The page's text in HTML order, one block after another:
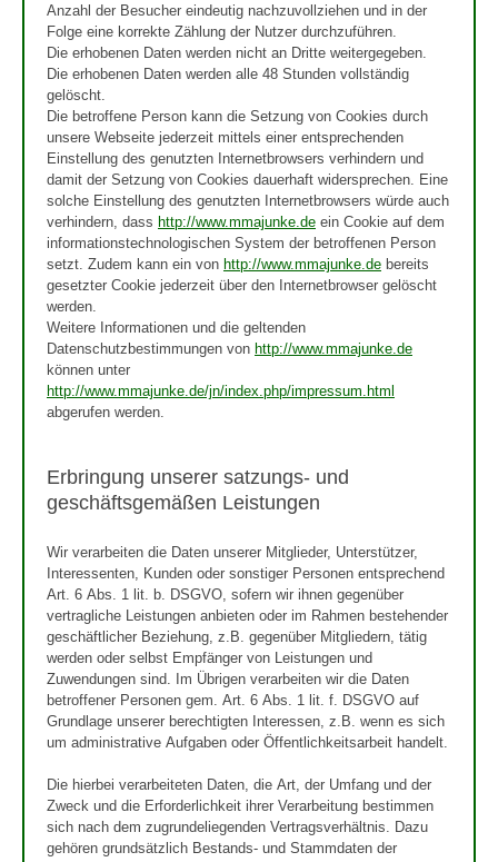
Anzahl der Besucher eindeutig nachzuvollziehen und in der
Folge eine korrekte Zählung der Nutzer durchzuführen.
Die erhobenen Daten werden nicht an Dritte weitergegeben.
Die erhobenen Daten werden alle 48 Stunden vollständig
gelöscht.
Die betroffene Person kann die Setzung von Cookies durch
unsere Webseite jederzeit mittels einer entsprechenden
Einstellung des genutzten Internetbrowsers verhindern und
damit der Setzung von Cookies dauerhaft widersprechen. Eine
solche Einstellung des genutzten Internetbrowsers würde auch
verhindern, dass http://www.mmajunke.de ein Cookie auf dem
informationstechnologischen System der betroffenen Person
setzt. Zudem kann ein von http://www.mmajunke.de bereits
gesetzter Cookie jederzeit über den Internetbrowser gelöscht
werden.
Weitere Informationen und die geltenden
Datenschutzbestimmungen von http://www.mmajunke.de
können unter
http://www.mmajunke.de/jn/index.php/impressum.html
abgerufen werden.
Erbringung unserer satzungs- und
geschäftsgemäßen Leistungen
Wir verarbeiten die Daten unserer Mitglieder, Unterstützer,
Interessenten, Kunden oder sonstiger Personen entsprechend
Art. 6 Abs. 1 lit. b. DSGVO, sofern wir ihnen gegenüber
vertragliche Leistungen anbieten oder im Rahmen bestehender
geschäftlicher Beziehung, z.B. gegenüber Mitgliedern, tätig
werden oder selbst Empfänger von Leistungen und
Zuwendungen sind. Im Übrigen verarbeiten wir die Daten
betroffener Personen gem. Art. 6 Abs. 1 lit. f. DSGVO auf
Grundlage unserer berechtigten Interessen, z.B. wenn es sich
um administrative Aufgaben oder Öffentlichkeitsarbeit handelt.
Die hierbei verarbeiteten Daten, die Art, der Umfang und der
Zweck und die Erforderlichkeit ihrer Verarbeitung bestimmen
sich nach dem zugrundeliegenden Vertragsverhältnis. Dazu
gehören grundsätzlich Bestands- und Stammdaten der